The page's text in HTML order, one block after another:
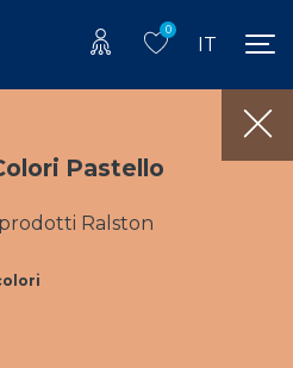
0
IT
Pastello
Ralston